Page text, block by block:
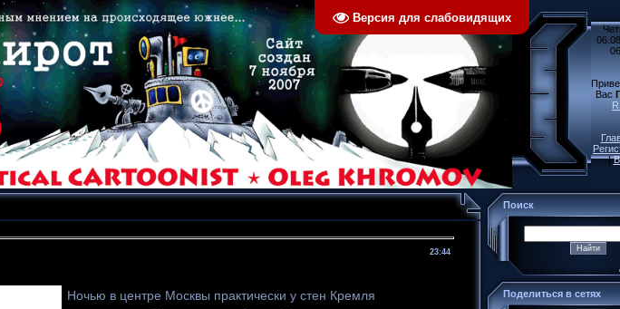
Версия для слабовидящих
Вас
|
23:44
Ночью в центре Москвы практически у стен Кремля
Поиск
Поделиться в сетях